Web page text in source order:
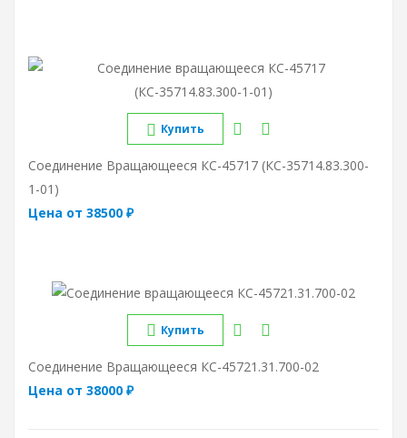
Купить
Соединение Вращающееся КС-45717 (КС-35714.83.300-
1-01)
Цена от 38500 ₽
Купить
Соединение Вращающееся КС-45721.31.700-02
Цена от 38000 ₽